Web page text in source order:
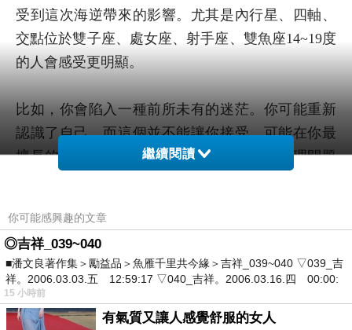
受到這次海逆帶來的影響。尤其是內行星、四軸、
交點位於雙子座、處女座、射手座、雙魚座14~19度
的人會感受更明顯。
比如，你會陷入一種前所未有的迷茫。你可能重新
認識了自己，而這個並不能讓你接受。可能在你最
擅長的領域，你也開始懷疑自己最熟悉的處理問題
這有可能會引起自我顛覆的感覺，甚至讓你產生深
深的絕望。天地雖闊，而你的位置又在哪裡？
這種感覺是不妙的，但卻是你直覺的延伸。你會發
現，這對於你來說，是一種對過往的糾正。也是一
繼續閱讀
你可能感興趣的文章
◎吉祥_039~040
■潘文良著作集＞勵益品＞魚雁千里共今緣＞吉祥_039~040 ▽039_吉
祥。2006.03.03.五 12:59:17 ▽040_吉祥。2006.03.16.四 00:00:
15 小時前
有氣質又讓人感覺舒服的女人